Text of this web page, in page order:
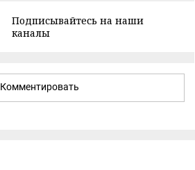
Подписывайтесь на наши
каналы
Комментировать